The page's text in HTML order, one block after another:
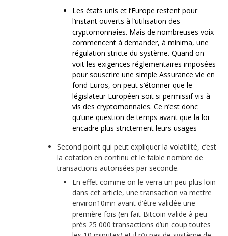
Les états unis et l’Europe restent pour
l’instant ouverts à l’utilisation des
cryptomonnaies. Mais de nombreuses voix
commencent à demander, à minima, une
régulation stricte du système. Quand on
voit les exigences réglementaires imposées
pour souscrire une simple Assurance vie en
fond Euros, on peut s’étonner que le
législateur Européen soit si permissif vis-à-
vis des cryptomonnaies. Ce n’est donc
qu’une question de temps avant que la loi
encadre plus strictement leurs usages
Second point qui peut expliquer la volatilité, c’est
la cotation en continu et le faible nombre de
transactions autorisées par seconde.
En effet comme on le verra un peu plus loin
dans cet article, une transaction va mettre
environ10mn avant d’être validée une
première fois (en fait Bitcoin valide à peu
près 25 000 transactions d’un coup toutes